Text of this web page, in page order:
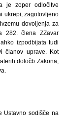
je zoper odločitve
ukrepi, zagotovljeno
dovoljenja za
282. člena ZZavar
izpodbijata tudi
članov uprave. Kot
določb Zakona,
Ustavno sodišče na